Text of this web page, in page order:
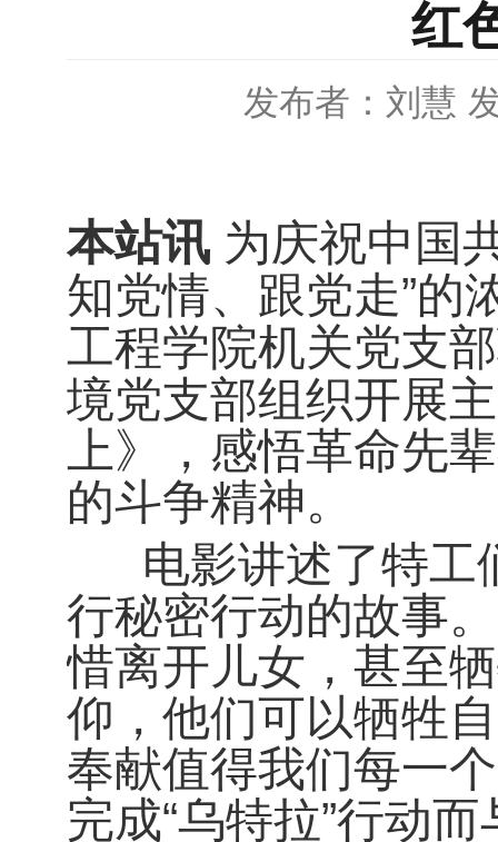
红
发布者：刘慧
本站讯 为庆祝中国
知党情、跟党走”的
工程学院机关党支
境党支部组织开展
上》，感悟革命先
的斗争精神。
电影讲述了特工
行秘密行动的故事
惜离开儿女，甚至
仰，他们可以牺牲
奉献值得我们每一
完成“乌特拉”行动